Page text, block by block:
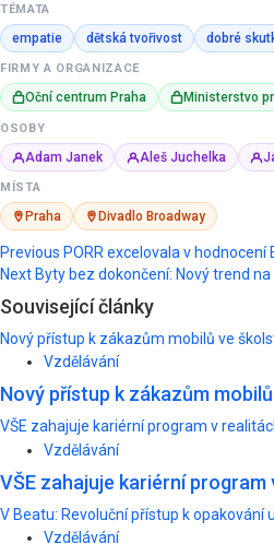
TÉMATA
empatie dětská tvořivost dobré
FIRMY A ORGANIZACE
Oční centrum Praha Ministerstvo
OSOBY
Adam Janek Aleš Juchelka
MÍSTA
Praha Divadlo Broadway
Post
navigation
Previous PORR excelovala v hodnocení
Next Byty bez dokončení: Nový trend
Související články
Nový přístup k zákazům mobilů ve
Vzdělávání
Nový přístup k zákazům
VŠE zahajuje kariérní program v
Vzdělávání
VŠE zahajuje kariérní
V Beatu: Revoluční přístup k opakování
Vzdělávání